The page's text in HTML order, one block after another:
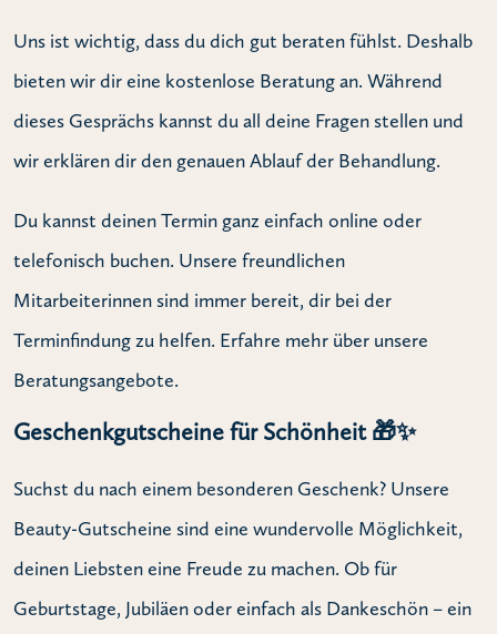
Uns ist wichtig, dass du dich gut beraten fühlst. Deshalb
bieten wir dir eine kostenlose Beratung an. Während
dieses Gesprächs kannst du all deine Fragen stellen und
wir erklären dir den genauen Ablauf der Behandlung.
Du kannst deinen Termin ganz einfach online oder
telefonisch buchen. Unsere freundlichen
Mitarbeiterinnen sind immer bereit, dir bei der
Terminfindung zu helfen. Erfahre mehr über unsere
Beratungsangebote.
Geschenkgutscheine für Schönheit 🎁✨
Suchst du nach einem besonderen Geschenk? Unsere
Beauty-Gutscheine sind eine wundervolle Möglichkeit,
deinen Liebsten eine Freude zu machen. Ob für
Geburtstage, Jubiläen oder einfach als Dankeschön – ein